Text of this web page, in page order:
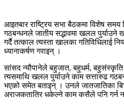
आइतबार राष्ट्रिय सभा बैठकमा विशेष समय
गठबन्धनले जातीय सद्भावमा खलल पुर्याउने
गर्दै तत्काल त्यस्ता खालका गतिविधिलाई
ध्यानाकर्षण गराइन् ।
सांसद न्यौपानेले बहुजात, बहुधर्म,
त्यसमाथि खलल पुर्याउने काम सत्तारुढ
भएको समेत बताइन् । उनले जातजातिका
अराजकतातिर धकेल्ने काम कसैले पनि गर्न